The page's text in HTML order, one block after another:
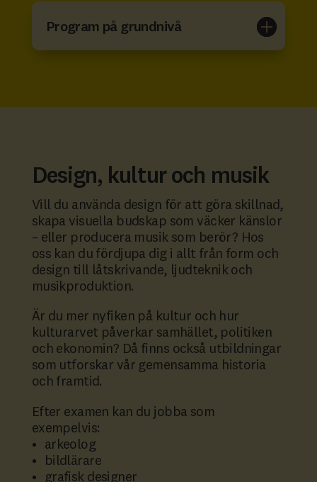
Program på grundnivå
Design, kultur och musik
Vill du använda design för att göra skillnad,
skapa visuella budskap som väcker känslor
– eller producera musik som berör? Hos
oss kan du fördjupa dig i allt från form och
design till låtskrivande, ljudteknik och
musikproduktion.
Är du mer nyfiken på kultur och hur
kulturarvet påverkar samhället, politiken
och ekonomin? Då finns också utbildningar
som utforskar vår gemensamma historia
och framtid.
Efter examen kan du jobba som
exempelvis:
arkeolog
bildlärare
grafisk designer